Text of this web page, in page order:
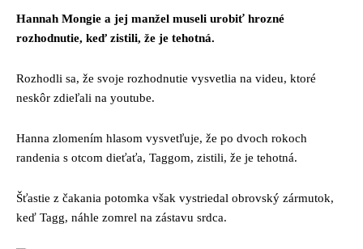
Hannah Mongie a jej manžel museli urobiť hrozné
rozhodnutie, keď zistili, že je tehotná.
Rozhodli sa, že svoje rozhodnutie vysvetlia na videu, ktoré
neskôr zdieľali na youtube.
Hanna zlomením hlasom vysvetľuje, že po dvoch rokoch
randenia s otcom dieťaťa, Taggom, zistili, že je tehotná.
Šťastie z čakania potomka však vystriedal obrovský zármutok,
keď Tagg, náhle zomrel na zástavu srdca.